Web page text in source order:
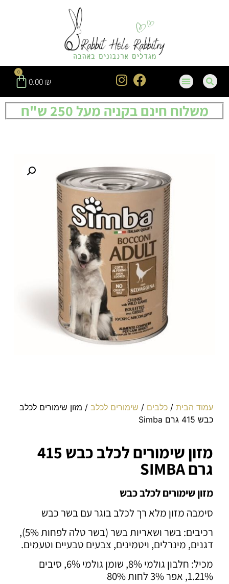
0.00 ₪
0
משלוח חינם בקניה מעל 250 ש"ח
עמוד הבית /כלבים / שימורים לכלב / מזון שימורים לכלב
כבש 415 גרם Simba
מזון שימורים לכלב כבש 415
גרם SIMBA
מזון שימורים לכלב כבש
סימבה מזון מלא רך לכלב בוגר עם בשר כבש
רכיבים:
בשר ושאריות בשר (בשר טלה לפחות 5%),
דגנים, מינרלים, ויטמינים, צבעים טבעיים וטעמים.
מכיל: חלבון גולמי 8%, שומן גולמי 6%, סיבים
1.21%, אפר 3% לחות 80%